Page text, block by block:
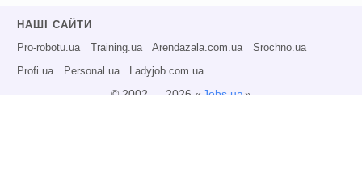
НАШІ САЙТИ
Pro-robotu.ua Training.ua Arendazala.com.ua Srochno.ua
Profi.ua Personal.ua Ladyjob.com.ua
© 2002 — 2026 « Jobs.ua»